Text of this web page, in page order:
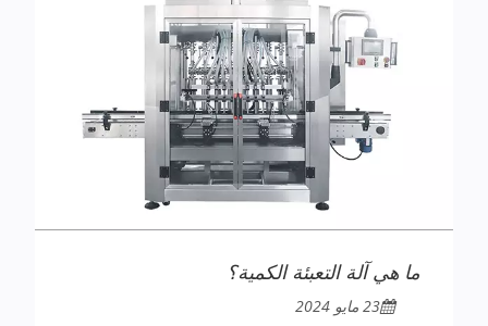
ما هي آلة التعبئة الكمية؟
23 مايو 2024